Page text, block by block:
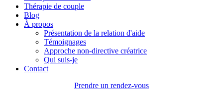
Thérapie de couple
Blog
À propos
Présentation de la relation d'aide
Témoignages
Approche non-directive créatrice
Qui suis-je
Contact
Prendre un rendez-vous